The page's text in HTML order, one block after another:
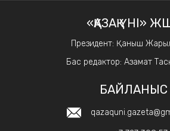
«ҚАЗАҚ ҮНІ»
Президент: Қаныш
Бас редактор: Азамат
БАЙЛАНЫС